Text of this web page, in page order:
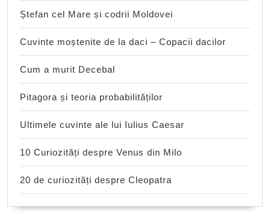
Ștefan cel Mare și codrii Moldovei
Cuvinte moștenite de la daci – Copacii dacilor
Cum a murit Decebal
Pitagora și teoria probabilităților
Ultimele cuvinte ale lui Iulius Caesar
10 Curiozități despre Venus din Milo
20 de curiozități despre Cleopatra